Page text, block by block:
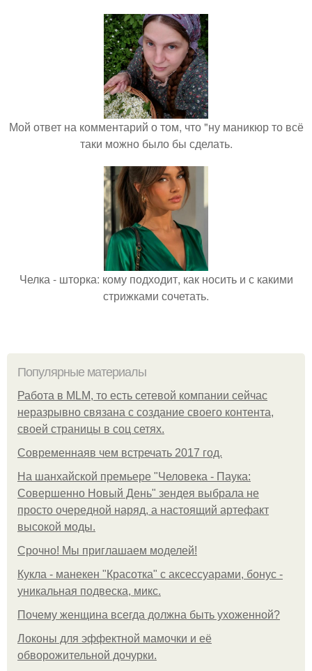
Мой ответ на комментарий о том, что "ну маникюр то всё
таки можно было бы сделать.
Челка - шторка: кому подходит, как носить и с какими
стрижками сочетать.
Популярные материалы
Работа в MLM, то есть сетевой компании сейчас
неразрывно связана с создание своего контента,
своей страницы в соц сетях.
Современнаяв чем встречать 2017 год.
На шанхайской премьере "Человека - Паука:
Совершенно Новый День" зендея выбрала не
просто очередной наряд, а настоящий артефакт
высокой моды.
Срочно! Мы приглашаем моделей!
Кукла - манекен "Красотка" с аксессуарами, бонус -
уникальная подвеска, микс.
Почему женщина всегда должна быть ухоженной?
Локоны для эффектной мамочки и её
обворожительной дочурки.